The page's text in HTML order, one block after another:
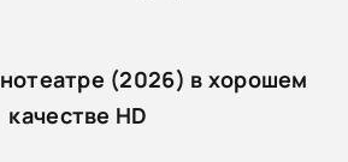
(2026) в хорошем
качестве HD